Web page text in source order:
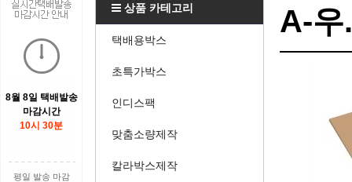
8월 8일 택배발송
마감시간
10시 30분
평일 발송 마감
상품 카테고리
택배용박스
초특가박스
인디스팩
맞춤소량제작
칼라박스제작
A-